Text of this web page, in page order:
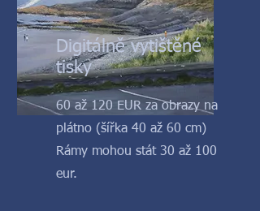
Digitálně vytištěné
tisky
60 až 120 EUR za obrazy na
plátno (šířka 40 až 60 cm)
Rámy mohou stát 30 až 100
eur.